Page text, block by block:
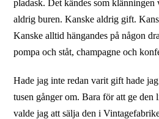
pladask. Det kändes som
aldrig buren. Kanske aldrig gift.
Kanske alltid hängandes på någon
pompa och ståt, champagne och
Hade jag inte redan varit gift hade
tusen gånger om. Bara för att ge den
valde jag att sälja den i